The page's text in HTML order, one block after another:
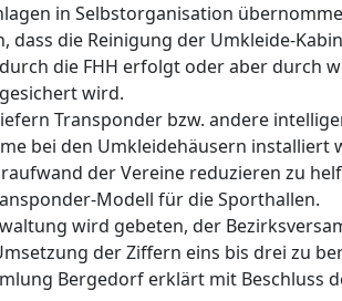
in Selbstorganisation ü
dass die Reinigung der Umkleide-
die FHH erfolgt oder aber durch
wird.
rn Transponder bzw. andere
bei den Umkleidehäusern installiert
der Vereine reduzieren zu
Modell für die Sporthallen.
wird gebeten, der
der Ziffern eins bis drei zu
Bergedorf erklärt mit Beschluss